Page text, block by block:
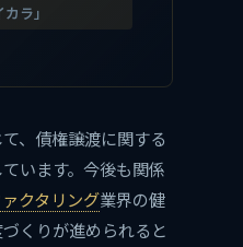
ラ」
、債権譲渡に関する
います。今後も関係
クタリング業界の健
くりが進められると